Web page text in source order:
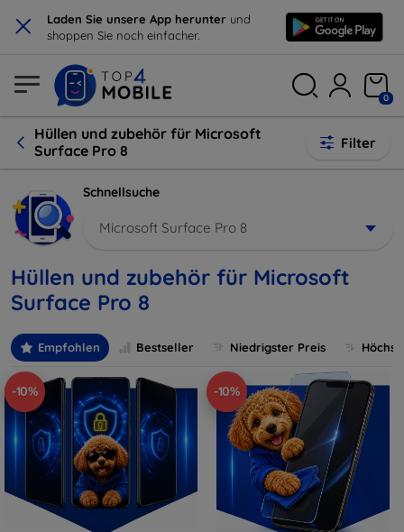
× Laden Sie unsere App herunter und
shoppen Sie noch einfacher.
0
Hüllen und zubehör für Microsoft
Surface Pro 8
Filter
Schnellsuche
Microsoft Surface Pro 8
Hüllen und zubehör für Microsoft
Surface Pro 8
Empfohlen Bestseller Niedrigster Preis
-10% -10%